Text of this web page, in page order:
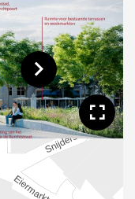
Toon volgende